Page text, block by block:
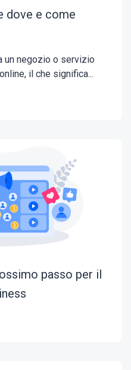
dove e come
un negozio o servizio
il che significa...
passo per il